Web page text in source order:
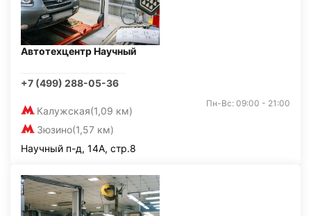
Автотехцентр Научный
+7 (499) 288-05-36
Калужская(1,09 км)
Зюзино(1,57 км)
Пн-Вс: 09:00 - 21:00
Научный п-д, 14А, стр.8